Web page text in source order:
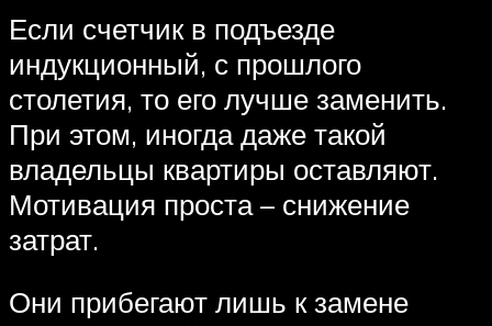
Если счетчик в подъезде
индукционный, с прошлого
столетия, то его лучше заменить.
При этом, иногда даже такой
владельцы квартиры оставляют.
Мотивация проста – снижение
затрат.
Они прибегают лишь к замене